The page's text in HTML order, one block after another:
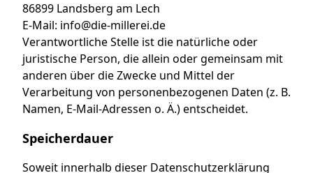
86899 Landsberg am Lech
E-Mail: info@die-millerei.de
Verantwortliche Stelle ist die natürliche oder
juristische Person, die allein oder gemeinsam mit
anderen über die Zwecke und Mittel der
Verarbeitung von personenbezogenen Daten (z. B.
Namen, E-Mail-Adressen o. Ä.) entscheidet.
Speicherdauer
Soweit innerhalb dieser Datenschutzerklärung